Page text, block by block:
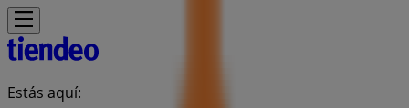
Estás aquí: